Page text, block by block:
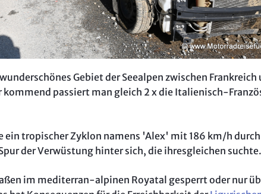
Gebiet der Seealpen zwischen Frankreich
kommend passiert man gleich 2 x die Italienisch-
tropischer Zyklon namens 'Alex' mit 186 km/h durch
der Verwüstung hinter sich, die ihresgleichen suchte.
im mediterran-alpinen Royatal gesperrt oder nur